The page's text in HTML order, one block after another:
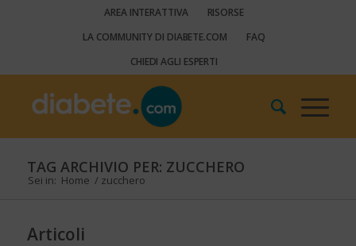
AREA INTERATTIVA
RISORSE
LA COMMUNITY DI DIABETE.COM
FAQ
CHIEDI AGLI ESPERTI
TAG ARCHIVIO PER: ZUCCHERO
Sei in: Home / zucchero
Articoli